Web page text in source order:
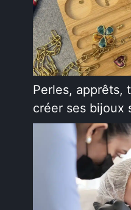
Perles, apprêts,
créer ses bijoux